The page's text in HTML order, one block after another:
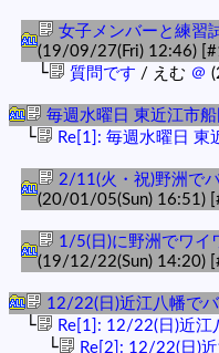
女子メンバーと練習
(19/09/27(Fri) 12:46)
└ 質問です / えむ ＠
毎週水曜日 東近江市
└ Re[1]: 毎週水曜日 東
2/11(火・祝)野洲で
(20/01/05(Sun) 16:51)
1/5(日)に野洲でワイ
(19/12/22(Sun) 14:20)
12/22(日)近江八幡で
└ Re[1]: 12/22(日)近江
└ Re[2]: 12/22(日)